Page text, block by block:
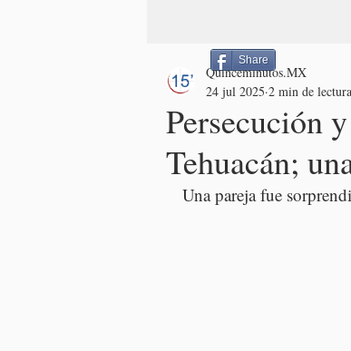
Persecución
Tehuacán;
Quinceminutos.MX
24 jul 2025 2 min de lectura
Una pareja fue
Share